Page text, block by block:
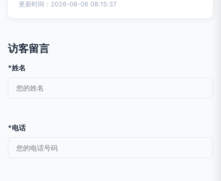
更新时间：2026-08-06 08:15:37
访客留言
*姓名
*电话